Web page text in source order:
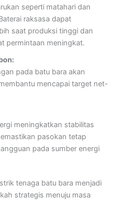
seperti matahari dan
raksasa dapat
saat produksi tinggi dan
permintaan meningkat.
pada batu bara akan
mencapai target net-
meningkatkan stabilitas
pasokan tetap
pada sumber energi
tenaga batu bara menjadi
strategis menuju masa